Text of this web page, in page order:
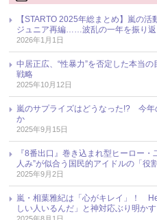
【STARTO 2025年総まとめ】嵐の活
ジュニア再編……波乱の一年を振り返
2026年1月1日
中居正広、“性暴力”を否定した本当
戦略
2025年10月12日
嵐のサプライズはどうなった!? 今
か
2025年9月15日
『8番出口』巻き込まれ型ヒーロー
人み”が似合う国民的アイドルの「役割
2025年9月2日
嵐・相葉雅紀は「心がキレイ」！
しい人いるんだ」と神対応ぶり明かす